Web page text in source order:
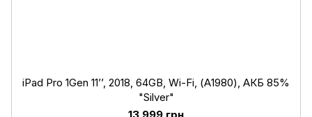
iPad Pro 1Gen 11’’, 2018, 64GB, Wi-Fi, (А1980), АКБ 85%
"Silver"